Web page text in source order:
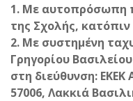
1. Με αυτοπρόσωπη
της Σχολής,
2. Με συστημένη
Γρηγορίου
στη διεύθυνση:
57006, Λακκιά